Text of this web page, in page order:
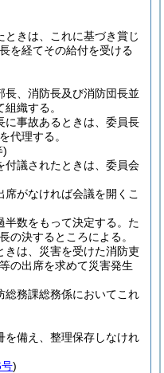
ときは、これに基づき賞じ
を経てその給付を受ける
長、消防長及び消防団長並
織する。
に事故あるときは、委員長
代理する。
)
付議されたときは、委員会
がなければ会議を開くこ
数をもって決定する。 た
の決するところによる。
きは、災害を受けた消防吏
の出席を求めて災害発生
総務課総務係においてこれ
を備え、整理保存しなけれ
)